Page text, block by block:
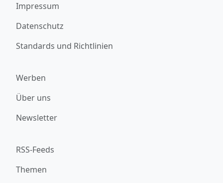
Impressum
Datenschutz
Standards und Richtlinien
Werben
Über uns
Newsletter
RSS-Feeds
Themen